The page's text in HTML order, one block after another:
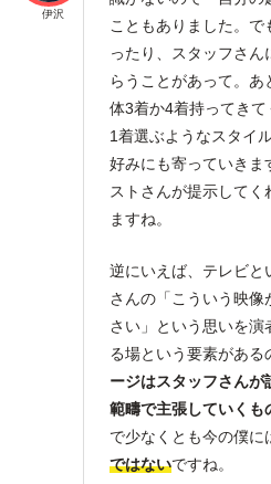
伊沢
こともありました。
ったり、スタッフさん
らうことがあって。
体3着か4着持ってき
1着選ぶようなスタイ
好みにも寄っていきま
ストさんが提示してく
ますね。
逆にいえば、テレビと
さんの「こういう映
さい」という思いを演
る場という要素がある
ージはスタッフさんが
範疇で主張していくも
で少なくとも今の僕に
ではないですね。